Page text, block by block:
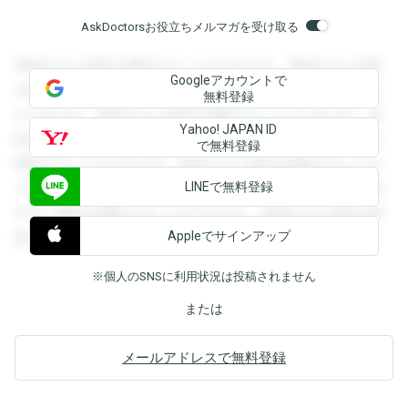
AskDoctorsお役立ちメルマガを受け取る
登録すると回答を閲覧することができます。登録すると回答
を閲覧することができます。登録すると回答を閲覧すること
ができます。登録すると回答を閲覧することができます。登
録すると回答を閲覧することができます。登録すると回答を
閲覧することができます。登録すると回答を閲覧することが
できます。登録すると回答を閲覧することができます。登録
すると回答を閲覧することができます。登録すると回答を閲
覧することができます。
Googleアカウントで
無料登録
Yahoo! JAPAN ID
で無料登録
LINEで無料登録
Appleでサインアップ
※個人のSNSに利用状況は投稿されません
または
メールアドレスで無料登録